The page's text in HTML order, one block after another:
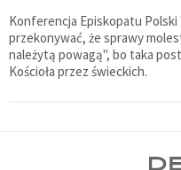
Konferencja Episkopatu
przekonywać, że sprawy
należytą powagą", bo taka
Kościoła przez świeckich.